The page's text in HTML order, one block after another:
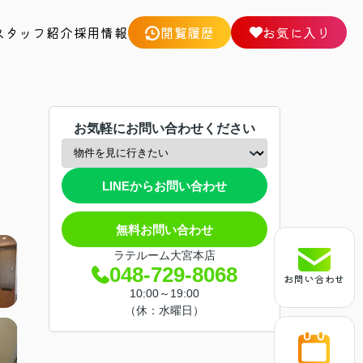
タッフ紹介採用情報 閲覧履歴 お気に入り
お問い合わせ
お気軽にお問い合わせください
LINEからお問い合わせ
無料お問い合わせ
ラテルーム大宮本店
048-729-8068
10:00～19:00
（休：水曜日）